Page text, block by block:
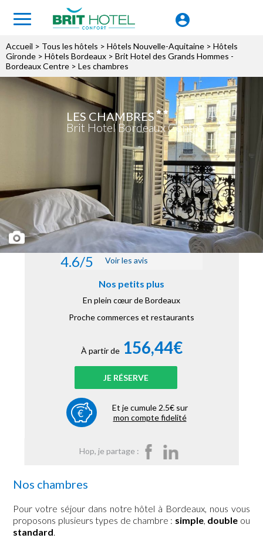
Accueil > Tous les hôtels > Hôtels Nouvelle-Aquitaine > Hôtels
Gironde > Hôtels Bordeaux > Brit Hotel des Grands Hommes -
Bordeaux Centre > Les chambres
LES CHAMBRES
Brit Hotel Bordeaux Centre
4.6/5 Voir les avis
Nos petits plus
En plein cœur de Bordeaux
Proche commerces et restaurants
À partir de 156,44€
JE RÉSERVE
Et je cumule 2.5€ sur
mon compte fidelité
Hop, je partage :
Nos chambres
Pour votre séjour dans notre hôtel à Bordeaux, nous vous
proposons plusieurs types de chambre : simple, double ou
standard.